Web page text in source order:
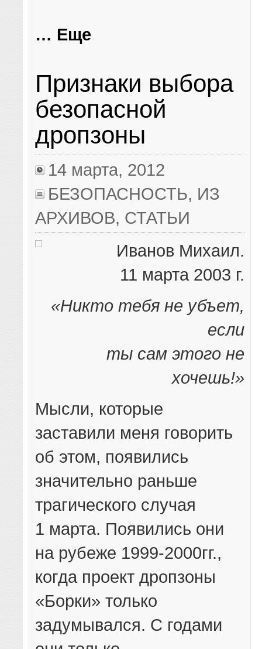
… Еще
Признаки выбора
безопасной
дропзоны
14 марта, 2012
БЕЗОПАСНОСТЬ, ИЗ
АРХИВОВ, СТАТЬИ
Иванов Михаил.
11 марта 2003 г.
«Никто тебя не убъет,
если
ты сам этого не
хочешь!»
Мысли, которые
заставили меня говорить
об этом, появились
значительно раньше
трагического случая
1 марта. Появились они
на рубеже 1999-2000гг.,
когда проект дропзоны
«Борки» только
задумывался. С годами